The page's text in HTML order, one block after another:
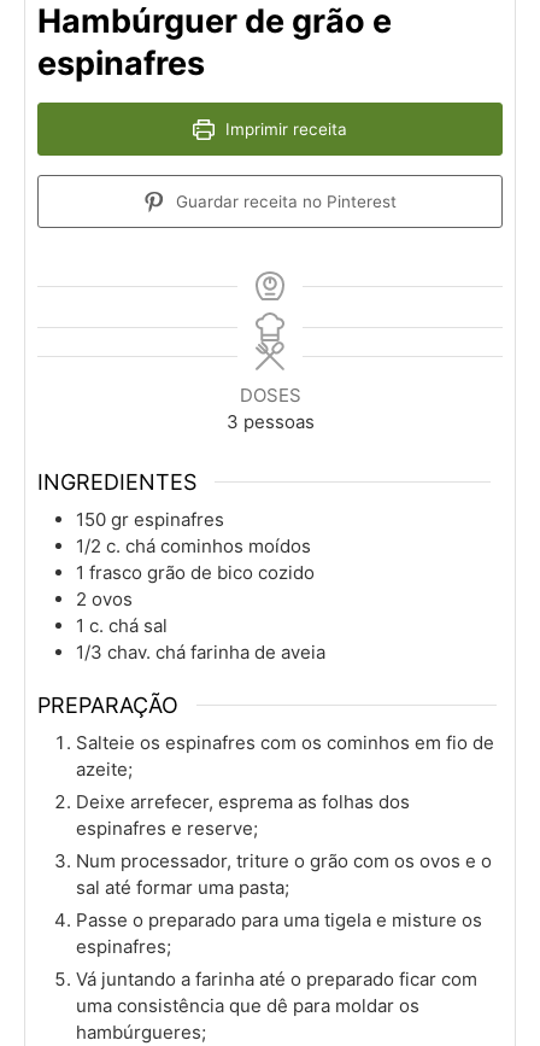
Hambúrguer de grão e
espinafres
Imprimir receita
Guardar receita no Pinterest
DOSES
3 pessoas
INGREDIENTES
150 gr espinafres
1/2 c. chá cominhos moídos
1 frasco grão de bico cozido
2 ovos
1 c. chá sal
1/3 chav. chá farinha de aveia
PREPARAÇÃO
Salteie os espinafres com os cominhos em fio de
azeite;
Deixe arrefecer, esprema as folhas dos
espinafres e reserve;
Num processador, triture o grão com os ovos e o
sal até formar uma pasta;
Passe o preparado para uma tigela e misture os
espinafres;
Vá juntando a farinha até o preparado ficar com
uma consistência que dê para moldar os
hambúrgueres;